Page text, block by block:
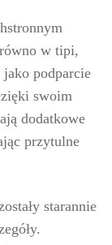
w tipi,
podparcie
swoim
dodatkowe
przytulne
starannie